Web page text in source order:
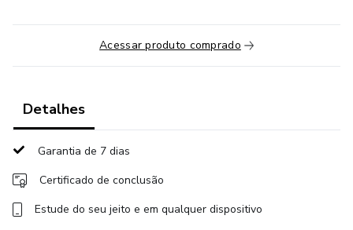
Acessar produto comprado
Detalhes
Garantia de 7 dias
Certificado de conclusão
Estude do seu jeito e em qualquer dispositivo